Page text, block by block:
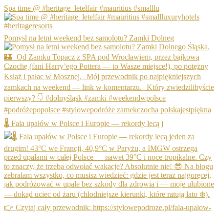
Spa time @ #heritage_letelfair #mauritius #smalllu
Pomysł na letni weekend bez samolotu? Zamki Dolneg
🌡️ Fala upałów w Polsce i Europie — rekordy lecą j